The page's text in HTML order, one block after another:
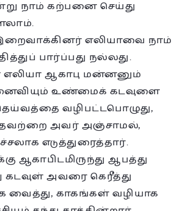
நாம் கற்பனை செய்து
எலியாவை நாம்
பார்ப்பது நல்லது.
ஆகாபு மன்னனும்
உண்மைக் கடவுளை
வழிபட்டபொழுது,
அவர் அஞ்சாமல்,
எடுத்துரைத்தார்.
ஆகாபிடமிருந்து ஆபத்து
கடவுள் அவரை கெரீத்து
வைத்து, காகங்கள் வழியாக